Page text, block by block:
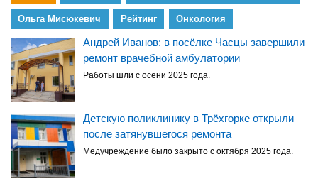
Ольга Мисюкевич Рейтинг Онкология
Андрей Иванов: в посёлке Часцы завершили
ремонт врачебной амбулатории
Работы шли с осени 2025 года.
Детскую поликлинику в Трёхгорке открыли
после затянувшегося ремонта
Медучреждение было закрыто с октября 2025 года.